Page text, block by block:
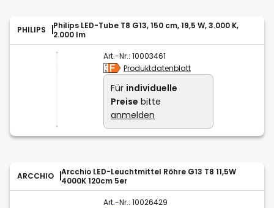
PHILIPS
Philips LED-Tube T8 G13, 150 cm, 19,5 W, 3.000 K,
2.000 lm
Art.-Nr.: 10003461
Produktdatenblatt
Für individuelle
Preise bitte
anmelden
ARCCHIO
Arcchio LED-Leuchtmittel Röhre G13 T8 11,5W
4000K 120cm 5er
Art.-Nr.: 10026429